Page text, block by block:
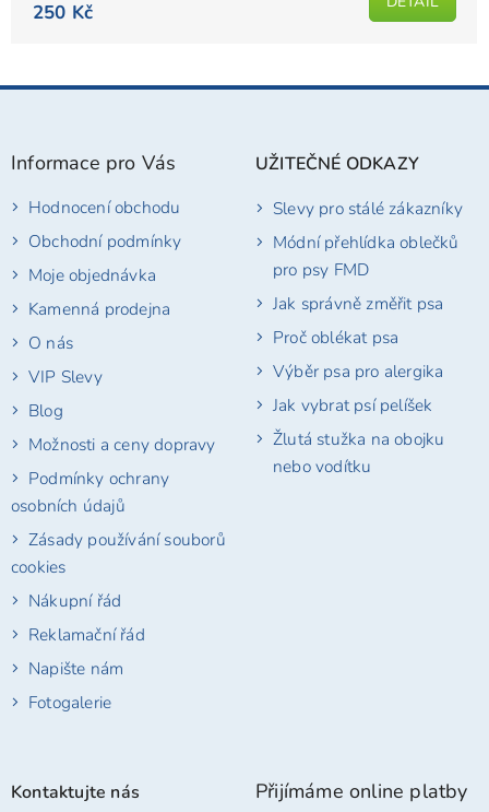
je
5
250 Kč
Z
Informace pro Vás
Hodnocení obchodu
Obchodní podmínky
Moje objednávka
Kamenná prodejna
O nás
VIP Slevy
Blog
Možnosti a ceny dopravy
Podmínky ochrany
osobních údajů
Zásady používání souborů
cookies
Nákupní řád
Reklamační řád
Napište nám
Fotogalerie
UŽITEČNÉ ODKAZY
Slevy pro stálé zákazníky
Módní přehlídka oblečků
pro psy FMD
Jak správně změřit psa
Proč oblékat psa
Výběr psa pro alergika
Jak vybrat psí pelíšek
Žlutá stužka na obojku
nebo vodítku
Kontaktujte nás Přijímáme online platby